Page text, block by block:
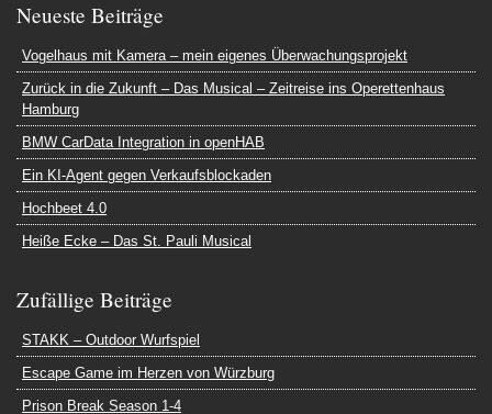
Neueste Beiträge
Vogelhaus mit Kamera – mein eigenes Überwachungsprojekt
Zurück in die Zukunft – Das Musical – Zeitreise ins Operettenhaus
Hamburg
BMW CarData Integration in openHAB
Ein KI-Agent gegen Verkaufsblockaden
Hochbeet 4.0
Heiße Ecke – Das St. Pauli Musical
Zufällige Beiträge
STAKK – Outdoor Wurfspiel
Escape Game im Herzen von Würzburg
Prison Break Season 1-4